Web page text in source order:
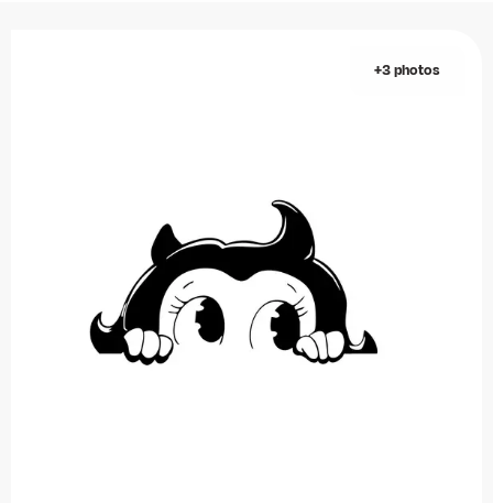
+3 photos